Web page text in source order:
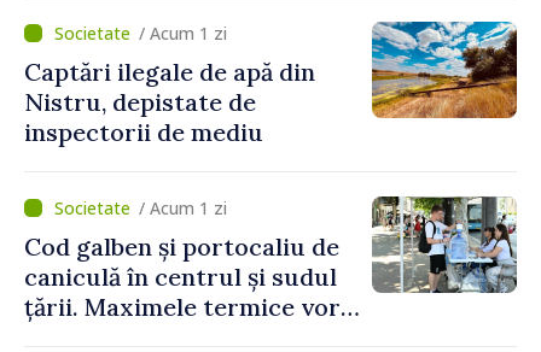
și a polițiștilor de frontieră
/ Acum 1 zi
Captări ilegale de apă din
Nistru, depistate de
inspectorii de mediu
/ Acum 1 zi
Cod galben și portocaliu de
caniculă în centrul și sudul
țării. Maximele termice vor